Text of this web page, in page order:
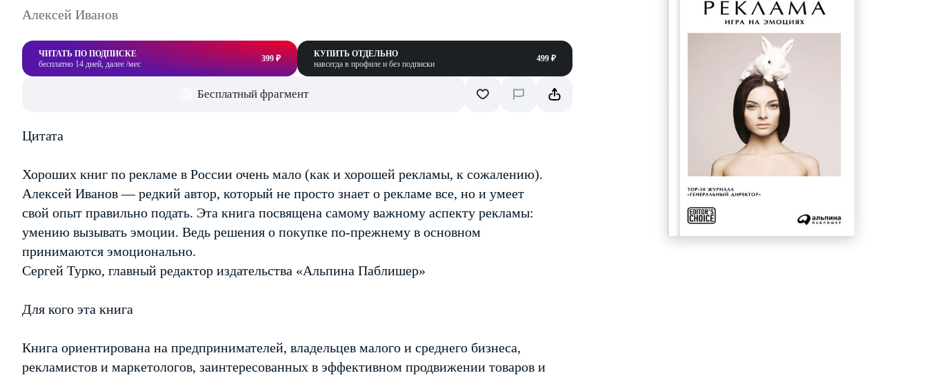
Алексей Иванов
ЧИТАТЬ ПО ПОДПИСКЕ
бесплатно 14 дней, далее /мес
399 ₽
КУПИТЬ ОТДЕЛЬНО
навсегда в профиле и без подписки
499 ₽
Бесплатный фрагмент
Цитата
Хороших книг по рекламе в России очень мало (как и хорошей рекламы, к сожалению).
Алексей Иванов — редкий автор, который не просто знает о рекламе все, но и умеет
свой опыт правильно подать. Эта книга посвящена самому важному аспекту рекламы:
умению вызывать эмоции. Ведь решения о покупке по-прежнему в основном
принимаются эмоционально.
Сергей Турко, главный редактор издательства «Альпина Паблишер»
Для кого эта книга
Книга ориентирована на предпринимателей, владельцев малого и среднего бизнеса,
рекламистов и маркетологов, заинтересованных в эффективном продвижении товаров и